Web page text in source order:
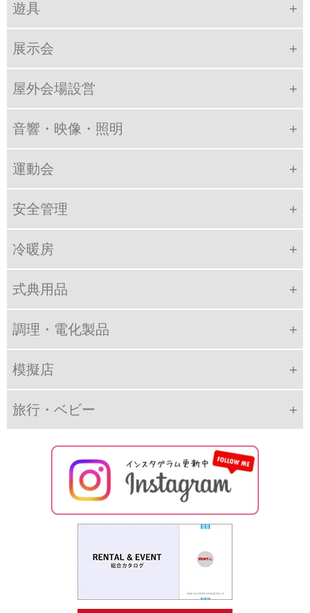
遊具
展示会
屋外会場設営
音響・映像・照明
運動会
安全管理
冷暖房
式典用品
調理・電化製品
模擬店
旅行・ベビー